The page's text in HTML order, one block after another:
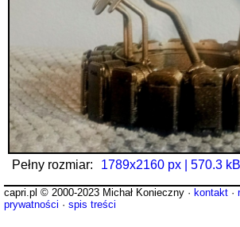
Pełny rozmiar: 1789x2160 px | 570.3 kB
capri.pl © 2000-2023 Michał Konieczny · kontakt ·
prywatności · spis treści